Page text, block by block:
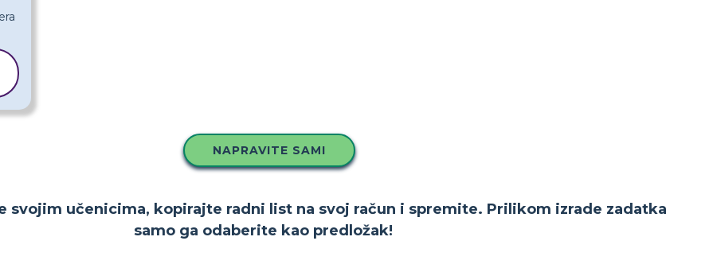
NAPRAVITE SAMI
svojim učenicima, kopirajte radni list na svoj račun i spremite. Prilikom izrade zadatka
samo ga odaberite kao predložak!